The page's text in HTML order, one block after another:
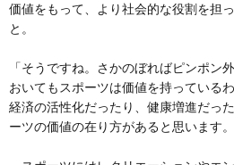
価値をもって、より社会的な役割を担
と。
「そうですね。さかのぼればピンポン
おいてもスポーツは価値を持っている
経済の活性化だったり、健康増進だっ
ーツの価値の在り方があると思います。